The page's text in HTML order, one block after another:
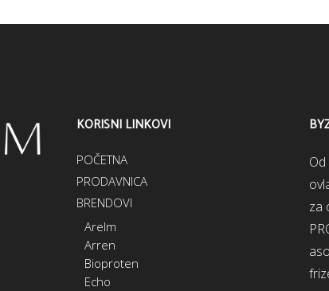
KORISNI LINKOVI
POČETNA
PRODAVNICA
BRENDOVI
Arelm
Arren
Bioproten
Echo
za